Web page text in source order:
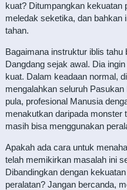
kuat? Ditumpangkan kekuatan
meledak seketika, dan bahkan
tahan.
Bagaimana instruktur iblis tahu
Dangdang sejak awal. Dia
kuat. Dalam keadaan normal,
mengalahkan seluruh
pula, profesional Manusia
menakutkan daripada monster
masih bisa menggunakan
Apakah ada cara untuk
telah memikirkan masalah ini
Dibandingkan dengan
peralatan? Jangan bercanda,